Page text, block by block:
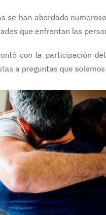
se han abordado
que enfrentan las
con la participación
a preguntas que